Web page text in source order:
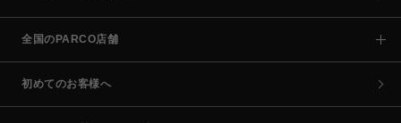
全国のPARCO店舗
初めてのお客様へ